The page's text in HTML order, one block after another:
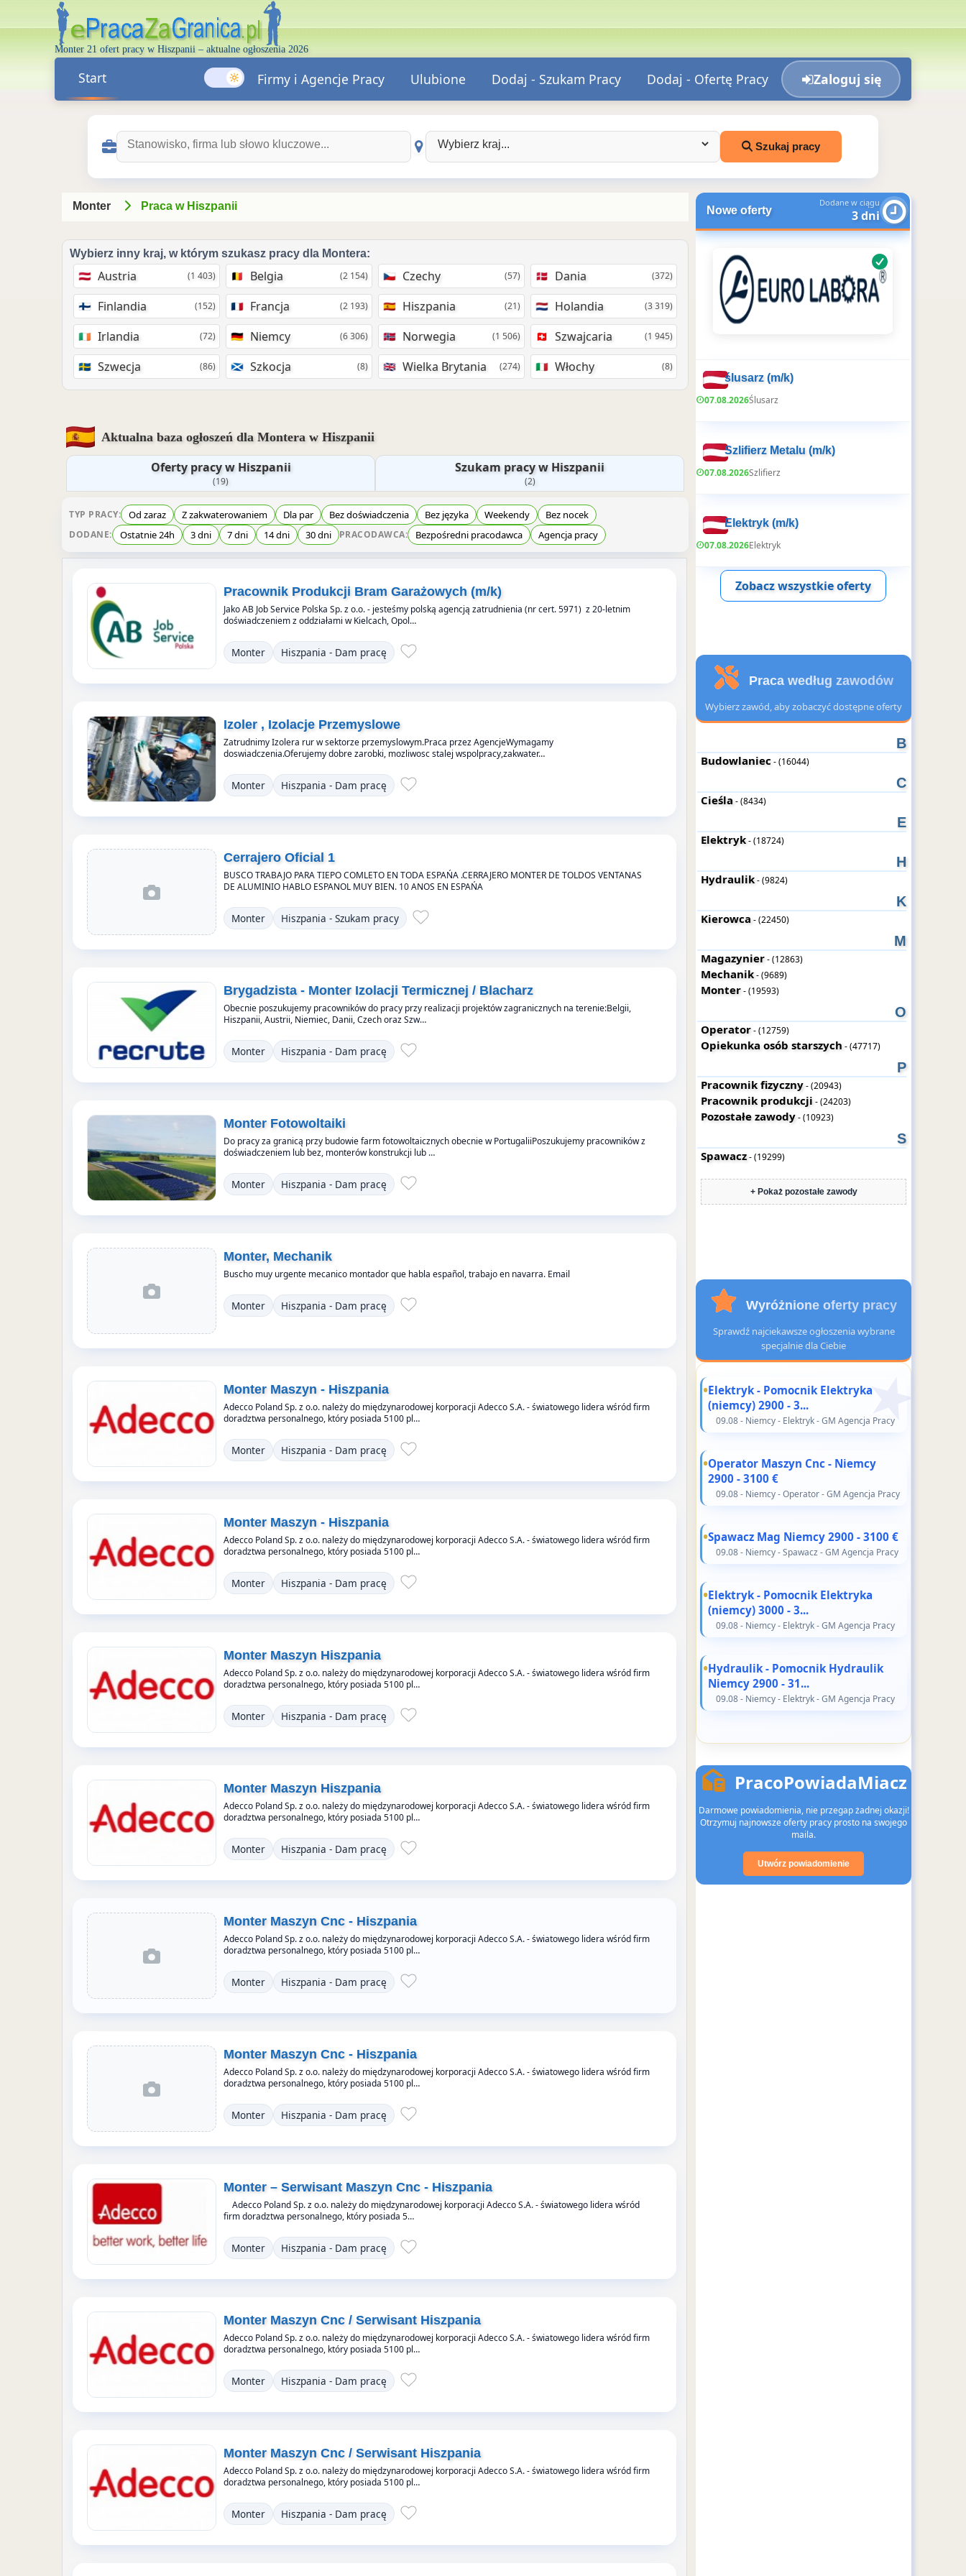
Monter 21 ofert pracy w Hiszpanii – aktualne ogłoszenia 2026
Start Firmy i Agencje Pracy Ulubione Dodaj - Szukam Pracy Dodaj - Ofertę Pracy Zaloguj się
Szukaj ofert pracy: Wybierz kraj: Szukaj pracy
Monter Praca w Hiszpanii
Wybierz inny kraj, w którym szukasz pracy dla Montera:
Austria (1 403) Belgia (2 154) Czechy (57) Dania (372)
Finlandia (152) Francja (2 193) Hiszpania (21) Holandia (3 319)
Irlandia (72) Niemcy (6 306) Norwegia (1 506) Szwajcaria (1 945)
Szwecja (86) Szkocja (8) Wielka Brytania (274) Włochy (8)
Aktualna baza ogłoszeń dla Montera w Hiszpanii
Oferty pracy w Hiszpanii
(19)
Szukam pracy w Hiszpanii
(2)
TYP PRACY: Od zaraz Z zakwaterowaniem Dla par Bez doświadczenia Bez języka Weekendy Bez nocek
DODANE: Ostatnie 24h 3 dni 7 dni 14 dni 30 dni PRACODAWCA: Bezpośredni pracodawca Agencja pracy
Pracownik Produkcji Bram Garażowych (m/k)
Jako AB Job Service Polska Sp. z o.o. - jesteśmy polską agencją zatrudnienia (nr cert. 5971) z 20-letnim
doświadczeniem z oddziałami w Kielcach, Opol…
Monter Hiszpania - Dam pracę
Izoler , Izolacje Przemyslowe
Zatrudnimy Izolera rur w sektorze przemyslowym.Praca przez AgencjeWymagamy
doswiadczenia.Oferujemy dobre zarobki, mozliwosc stalej wspolpracy,zakwater…
Monter Hiszpania - Dam pracę
Cerrajero Oficial 1
BUSCO TRABAJO PARA TIEPO COMLETO EN TODA ESPAŃA .CERRAJERO MONTER DE TOLDOS VENTANAS
DE ALUMINIO HABLO ESPANOL MUY BIEN. 10 ANOS EN ESPAŃA
Monter Hiszpania - Szukam pracy
Brygadzista - Monter Izolacji Termicznej / Blacharz
Obecnie poszukujemy pracowników do pracy przy realizacji projektów zagranicznych na terenie:Belgii,
Hiszpanii, Austrii, Niemiec, Danii, Czech oraz Szw…
Monter Hiszpania - Dam pracę
Monter Fotowoltaiki
Do pracy za granicą przy budowie farm fotowoltaicznych obecnie w PortugaliiPoszukujemy pracowników z
doświadczeniem lub bez, monterów konstrukcji lub …
Monter Hiszpania - Dam pracę
Monter, Mechanik
Buscho muy urgente mecanico montador que habla español, trabajo en navarra. Email
Monter Hiszpania - Dam pracę
Monter Maszyn - Hiszpania
Adecco Poland Sp. z o.o. należy do międzynarodowej korporacji Adecco S.A. - światowego lidera wśród firm
doradztwa personalnego, który posiada 5100 pl…
Monter Hiszpania - Dam pracę
Monter Maszyn - Hiszpania
Adecco Poland Sp. z o.o. należy do międzynarodowej korporacji Adecco S.A. - światowego lidera wśród firm
doradztwa personalnego, który posiada 5100 pl…
Monter Hiszpania - Dam pracę
Monter Maszyn Hiszpania
Adecco Poland Sp. z o.o. należy do międzynarodowej korporacji Adecco S.A. - światowego lidera wśród firm
doradztwa personalnego, który posiada 5100 pl…
Monter Hiszpania - Dam pracę
Monter Maszyn Hiszpania
Adecco Poland Sp. z o.o. należy do międzynarodowej korporacji Adecco S.A. - światowego lidera wśród firm
doradztwa personalnego, który posiada 5100 pl…
Monter Hiszpania - Dam pracę
Monter Maszyn Cnc - Hiszpania
Adecco Poland Sp. z o.o. należy do międzynarodowej korporacji Adecco S.A. - światowego lidera wśród firm
doradztwa personalnego, który posiada 5100 pl…
Monter Hiszpania - Dam pracę
Monter Maszyn Cnc - Hiszpania
Adecco Poland Sp. z o.o. należy do międzynarodowej korporacji Adecco S.A. - światowego lidera wśród firm
doradztwa personalnego, który posiada 5100 pl…
Monter Hiszpania - Dam pracę
Monter – Serwisant Maszyn Cnc - Hiszpania
Adecco Poland Sp. z o.o. należy do międzynarodowej korporacji Adecco S.A. - światowego lidera wśród
firm doradztwa personalnego, który posiada 5…
Monter Hiszpania - Dam pracę
Monter Maszyn Cnc / Serwisant Hiszpania
Adecco Poland Sp. z o.o. należy do międzynarodowej korporacji Adecco S.A. - światowego lidera wśród firm
doradztwa personalnego, który posiada 5100 pl…
Monter Hiszpania - Dam pracę
Monter Maszyn Cnc / Serwisant Hiszpania
Adecco Poland Sp. z o.o. należy do międzynarodowej korporacji Adecco S.A. - światowego lidera wśród firm
doradztwa personalnego, który posiada 5100 pl…
Monter Hiszpania - Dam pracę
Nowe oferty
Dodane w ciągu
3 dni
ślusarz (m/k)
07.08.2026Ślusarz
Szlifierz Metalu (m/k)
07.08.2026Szlifierz
Elektryk (m/k)
07.08.2026Elektryk
Zobacz wszystkie oferty
Praca według zawodów
Wybierz zawód, aby zobaczyć dostępne oferty
B
Budowlaniec- (16044)
C
Cieśla- (8434)
E
Elektryk- (18724)
H
Hydraulik- (9824)
K
Kierowca- (22450)
M
Magazynier- (12863)
Mechanik- (9689)
Monter- (19593)
O
Operator- (12759)
Opiekunka osób starszych - (47717)
P
Pracownik fizyczny- (20943)
Pracownik produkcji - (24203)
Pozostałe zawody- (10923)
S
Spawacz- (19299)
+ Pokaż pozostałe zawody
Wyróżnione oferty pracy
Sprawdź najciekawsze ogłoszenia wybrane
specjalnie dla Ciebie
Elektryk - Pomocnik Elektryka
(niemcy) 2900 - 3...
09.08 - Niemcy - Elektryk - GM Agencja Pracy
Operator Maszyn Cnc - Niemcy
2900 - 3100 €
09.08 - Niemcy - Operator - GM Agencja Pracy
Spawacz Mag Niemcy 2900 - 3100 €
09.08 - Niemcy - Spawacz - GM Agencja Pracy
Elektryk - Pomocnik Elektryka
(niemcy) 3000 - 3...
09.08 - Niemcy - Elektryk - GM Agencja Pracy
Hydraulik - Pomocnik Hydraulik
Niemcy 2900 - 31...
09.08 - Niemcy - Elektryk - GM Agencja Pracy
PracoPowiadaMiacz
Darmowe powiadomienia, nie przegap żadnej okazji!
Otrzymuj najnowsze oferty pracy prosto na swojego
maila.
Utwórz powiadomienie